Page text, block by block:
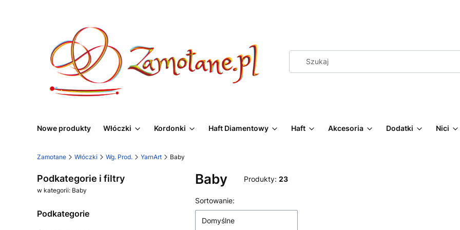
Nowe produkty Włóczki Kordonki Haft Diamentowy Haft Akcesoria Dodatki Nici
Zamotane Włóczki Wg. Prod. YarnArt Baby
Podkategorie i filtry
w kategorii: Baby
Podkategorie
Baby Produkty: 23
Lista produktów
Sortowanie:
Domyślne